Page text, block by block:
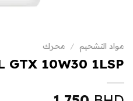
مواد التشحيم / محرك
GTX 10W30 1LSP